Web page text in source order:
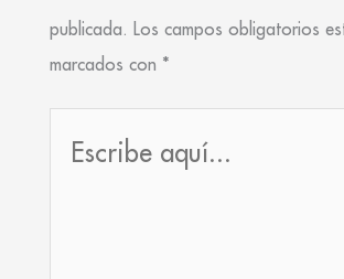
publicada. Los campos obligatorios
marcados con *
aquí...